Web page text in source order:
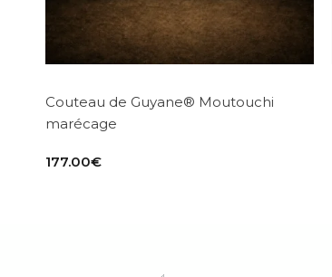
Couteau de Guyane® Moutouchi
marécage
177.00€